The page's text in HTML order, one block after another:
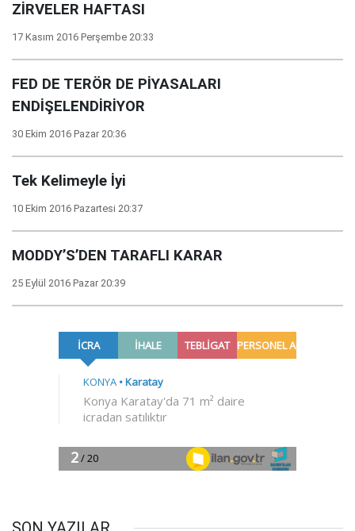
ZİRVELER HAFTASI
17 Kasım 2016 Perşembe 20:33
FED DE TERÖR DE PİYASALARI
ENDİŞELENDİRİYOR
30 Ekim 2016 Pazar 20:36
Tek Kelimeyle İyi
10 Ekim 2016 Pazartesi 20:37
MODDY’S’DEN TARAFLI KARAR
25 Eylül 2016 Pazar 20:39